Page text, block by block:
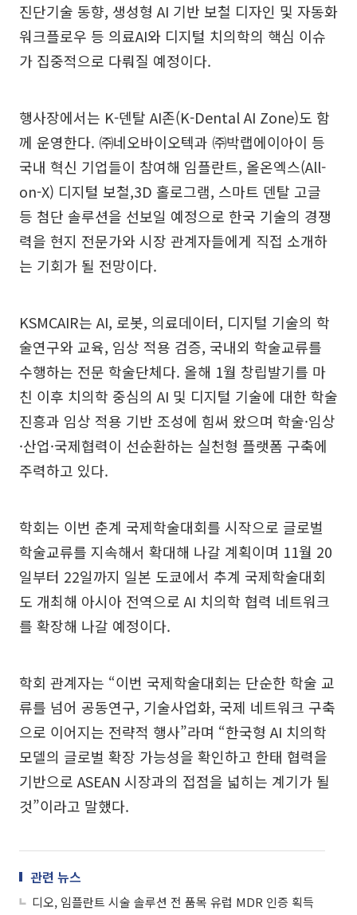
진단기술 동향, 생성형 AI 기반 보철 디자인 및 자동화
워크플로우 등 의료AI와 디지털 치의학의 핵심 이슈
가 집중적으로 다뤄질 예정이다.
행사장에서는 K-덴탈 AI존(K-Dental AI Zone)도 함
께 운영한다. ㈜네오바이오텍과 ㈜박랩에이아이 등
국내 혁신 기업들이 참여해 임플란트, 올온엑스(All-
on-X) 디지털 보철,3D 홀로그램, 스마트 덴탈 고글
등 첨단 솔루션을 선보일 예정으로 한국 기술의 경쟁
력을 현지 전문가와 시장 관계자들에게 직접 소개하
는 기회가 될 전망이다.
KSMCAIR는 AI, 로봇, 의료데이터, 디지털 기술의 학
술연구와 교육, 임상 적용 검증, 국내외 학술교류를
수행하는 전문 학술단체다. 올해 1월 창립발기를 마
친 이후 치의학 중심의 AI 및 디지털 기술에 대한 학술
진흥과 임상 적용 기반 조성에 힘써 왔으며 학술·임상
·산업·국제협력이 선순환하는 실천형 플랫폼 구축에
주력하고 있다.
학회는 이번 춘계 국제학술대회를 시작으로 글로벌
학술교류를 지속해서 확대해 나갈 계획이며 11월 20
일부터 22일까지 일본 도쿄에서 추계 국제학술대회
도 개최해 아시아 전역으로 AI 치의학 협력 네트워크
를 확장해 나갈 예정이다.
학회 관계자는 “이번 국제학술대회는 단순한 학술 교
류를 넘어 공동연구, 기술사업화, 국제 네트워크 구축
으로 이어지는 전략적 행사”라며 “한국형 AI 치의학
모델의 글로벌 확장 가능성을 확인하고 한태 협력을
기반으로 ASEAN 시장과의 접점을 넓히는 계기가 될
것”이라고 말했다.
관련 뉴스
디오, 임플란트 시술 솔루션 전 품목 유럽 MDR 인증 획득